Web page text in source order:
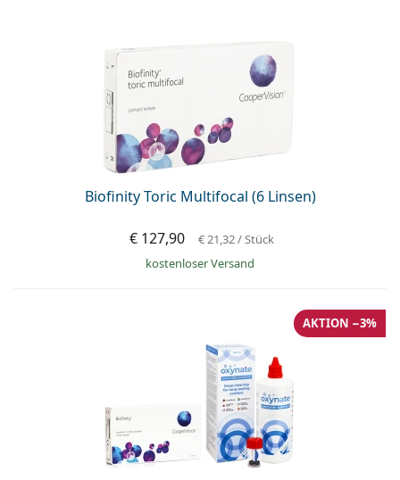
Biofinity Toric Multifocal (6 Linsen)
€ 127,90 € 21,32/ Stück
kostenloser Versand
AKTION −3%